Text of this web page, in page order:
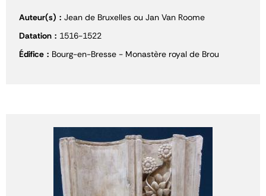
Auteur(s)
Jean de Bruxelles ou Jan Van Roome
Datation
1516-1522
Édifice
Bourg-en-Bresse - Monastère royal de Brou